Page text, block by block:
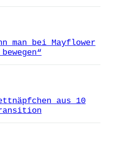
man bei Mayflower
aus 10